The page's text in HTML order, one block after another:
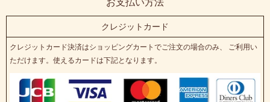
クレジットカード
クレジットカード決済はショッピングカートでご注文の場合のみ、 ご利用い
ただけます。使えるカードは下記となります。